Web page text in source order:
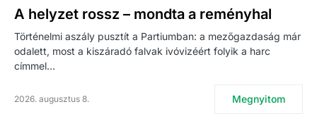
A helyzet rossz – mondta a reményhal
Történelmi aszály pusztít a Partiumban: a mezőgazdaság már
odalett, most a kiszáradó falvak ivóvizéért folyik a harc
címmel…
2026. augusztus 8. Megnyitom